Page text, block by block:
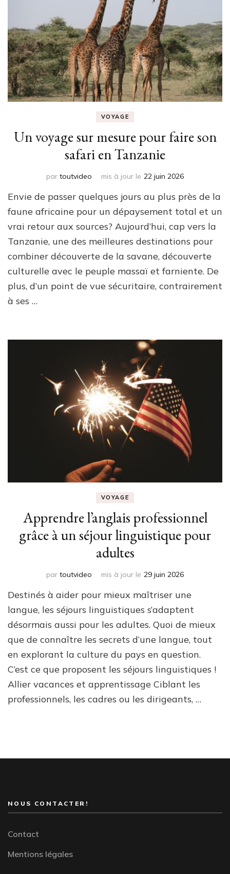
VOYAGE
Un voyage sur mesure pour faire son
safari en Tanzanie
par toutvideo mis à jour le 22 juin 2026
Envie de passer quelques jours au plus près de la
faune africaine pour un dépaysement total et un
vrai retour aux sources? Aujourd’hui, cap vers la
Tanzanie, une des meilleures destinations pour
combiner découverte de la savane, découverte
culturelle avec le peuple massaï et farniente. De
plus, d’un point de vue sécuritaire, contrairement
à ses …
VOYAGE
Apprendre l’anglais professionnel
grâce à un séjour linguistique pour
adultes
par toutvideo mis à jour le 29 juin 2026
Destinés à aider pour mieux maîtriser une
langue, les séjours linguistiques s’adaptent
désormais aussi pour les adultes. Quoi de mieux
que de connaître les secrets d’une langue, tout
en explorant la culture du pays en question.
C’est ce que proposent les séjours linguistiques !
Allier vacances et apprentissage Ciblant les
professionnels, les cadres ou les dirigeants, …
NOUS CONTACTER!
Contact
Mentions légales